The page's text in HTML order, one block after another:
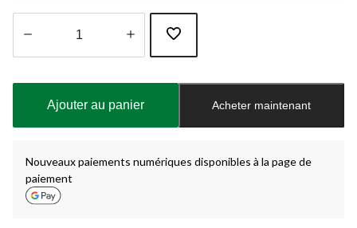
à
Ajouter au panier Acheter maintenant
Nouveaux paiements numériques disponibles à la page de
paiement